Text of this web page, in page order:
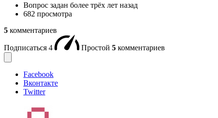
Вопрос задан более трёх лет назад
682 просмотра
5 комментариев
Подписаться 4 Простой 5 комментариев
Facebook
Вконтакте
Twitter